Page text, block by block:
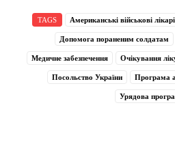
TAGS Американські військові лікарі
Допомога пораненим солдатам
Медичне забезпечення Очікування
Посольство України Програма
Урядова